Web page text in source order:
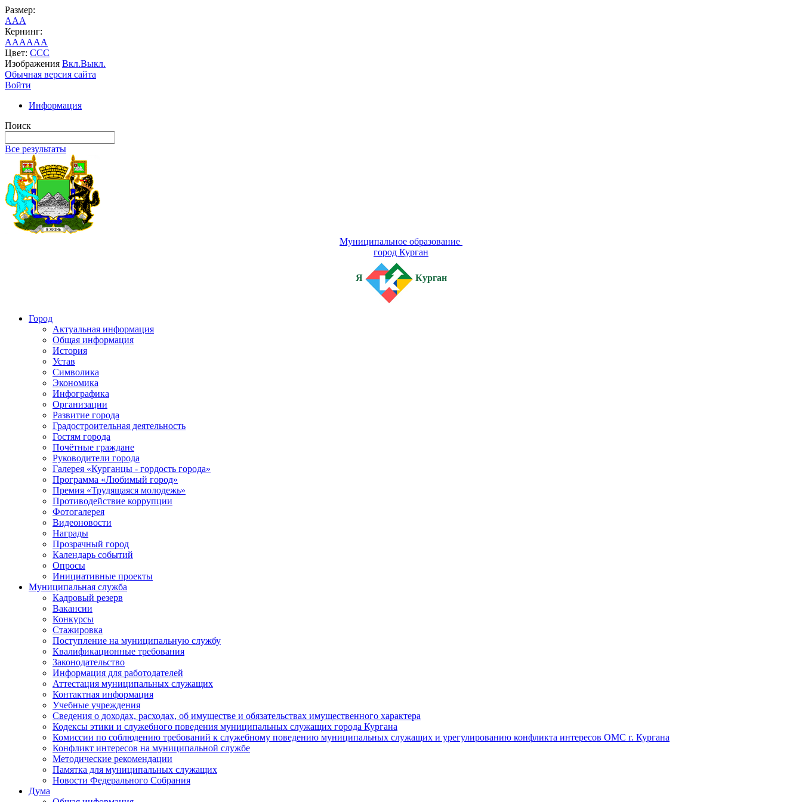
Размер:
AAA
Кернинг:
AAAAAA
Цвет: CCC
Изображения Вкл.Выкл.
Обычная версия сайта
Войти
Информация
Поиск
Все результаты
Муниципальное образование
город Курган
Я Курган
Город
Актуальная информация
Общая информация
История
Устав
Символика
Экономика
Инфографика
Организации
Развитие города
Градостроительная деятельность
Гостям города
Почётные граждане
Руководители города
Галерея «Курганцы - гордость города»
Программа «Любимый город»
Премия «Трудящаяся молодежь»
Противодействие коррупции
Фотогалерея
Видеоновости
Награды
Прозрачный город
Календарь событий
Опросы
Инициативные проекты
Муниципальная служба
Кадровый резерв
Вакансии
Конкурсы
Стажировка
Поступление на муниципальную службу
Квалификационные требования
Законодательство
Информация для работодателей
Аттестация муниципальных служащих
Контактная информация
Учебные учреждения
Сведения о доходах, расходах, об имуществе и обязательствах имущественного характера
Кодексы этики и служебного поведения муниципальных служащих города Кургана
Комиссии по соблюдению требований к служебному поведению муниципальных служащих и урегулированию конфликта интересов ОМС г. Кургана
Конфликт интересов на муниципальной службе
Методические рекомендации
Памятка для муниципальных служащих
Новости Федерального Cобрания
Дума